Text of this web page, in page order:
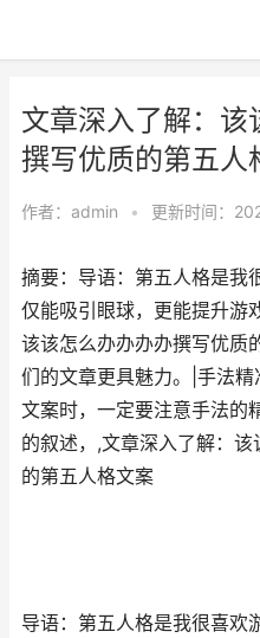
文章深入了解：该
撰写优质的第五人
作者： admin • 更新时间：
摘要：导语：第五人格是我
仅能吸引眼球，更能提升游
该该怎么办办办办撰写优质
们的文章更具魅力。|手法
文案时，一定要注意手法的
的叙述，,文章深入了解：
的第五人格文案
导语：第五人格是我很喜欢